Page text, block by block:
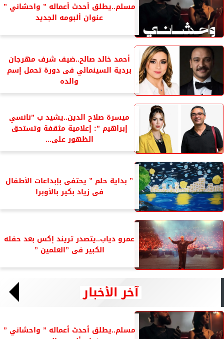
مسلم..يطلق أحدث أعماله ” واحشاني ”
عنوان ألبومه الجديد
أحمد خالد صالح..ضيف شرف مهرجان
بردية السينمائي فى دورة تحمل إسم
والده
ميسرة صلاح الدين..يشيد ب ”نانسي
إبراهيم ”: إعلامية مثقفة وتستحق
الظهور على...
” بداية حلم ” يحتفى بإبداعات الأطفال
فى زياد بكير بالأوبرا
عمرو دياب..يتصدر تريند إكس بعد حفله
الكبير فى ”العلمين ”
آخر الأخبار
مسلم..يطلق أحدث أعماله ” واحشاني ”